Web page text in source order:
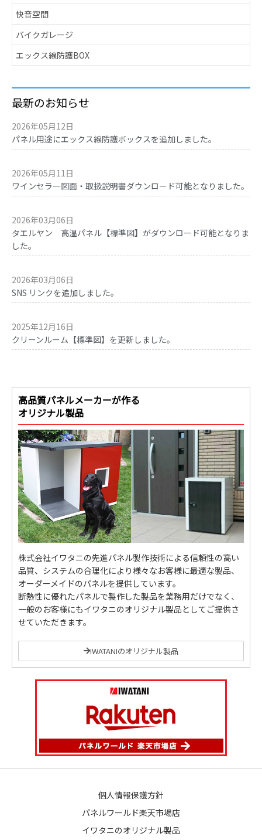
快音空間
バイクガレージ
エックス線防護BOX
最新のお知らせ
2026年05月12日
パネル用途にエックス線防護ボックスを追加しました。
2026年05月11日
ワインセラー図面・取扱説明書ダウンロード可能となりました。
2026年03月06日
タエルヤン 高温パネル【標準図】がダウンロード可能となりま
した。
2026年03月06日
SNS リンクを追加しました。
2025年12月16日
クリーンルーム【標準図】を更新しました。
高品質パネルメーカーが作る
オリジナル製品
株式会社イワタニの先進パネル製作技術による信頼性の高い
品質、システムの合理化により様々なお客様に最適な製品、
オーダーメイドのパネルを提供しています。
断熱性に優れたパネルで製作した製品を業務用だけでなく、
一般のお客様にもイワタニのオリジナル製品としてご提供さ
せていただきます。
IWATANIのオリジナル製品
個人情報保護方針
パネルワールド楽天市場店
イワタニのオリジナル製品